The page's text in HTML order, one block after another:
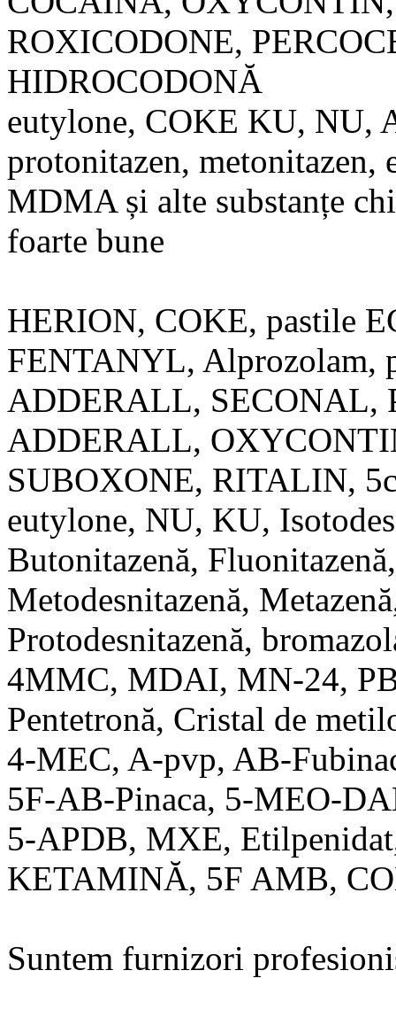
ROXICODONE,
HIDROCODONĂ
eutylone, COKE KU, NU,
protonitazen, metonitazen,
MDMA și alte substanțe
foarte bune
HERION, COKE, pastile
FENTANYL, Alprozolam,
ADDERALL, SECONAL,
ADDERALL,
SUBOXONE, RITALIN,
eutylone, NU, KU,
Butonitazenă,
Metodesnitazenă,
Protodesnitazenă,
4MMC, MDAI, MN-24,
Pentetronă, Cristal de
4-MEC, A-pvp, AB-
5F-AB-Pinaca, 5-MEO-
5-APDB, MXE,
KETAMINĂ, 5F AMB,
Suntem furnizori